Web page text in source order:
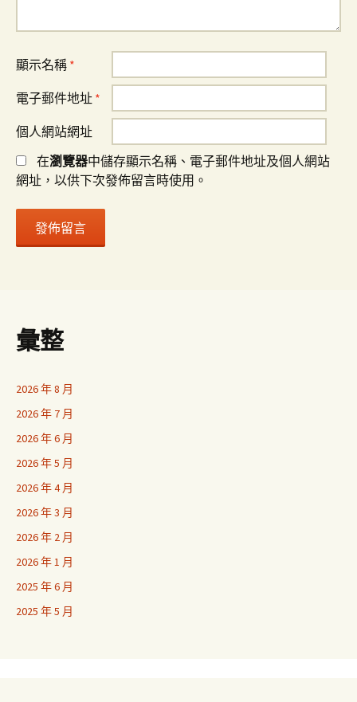
顯示名稱 *
電子郵件地址 *
個人網站網址
在瀏覽器中儲存顯示名稱、電子郵件地址及個人網站
網址，以供下次發佈留言時使用。
彙整
2026 年 8 月
2026 年 7 月
2026 年 6 月
2026 年 5 月
2026 年 4 月
2026 年 3 月
2026 年 2 月
2026 年 1 月
2025 年 6 月
2025 年 5 月